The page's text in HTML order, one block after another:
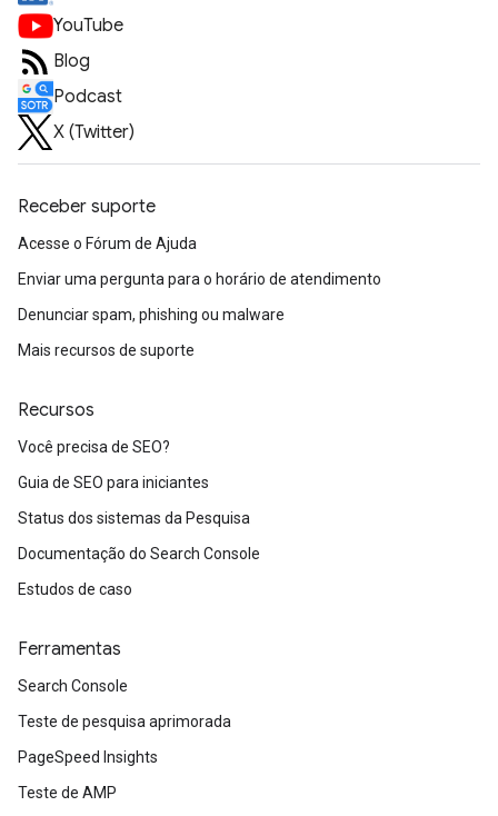
YouTube
Blog
Podcast
X (Twitter)
Receber suporte
Acesse o Fórum de Ajuda
Enviar uma pergunta para o horário de atendimento
Denunciar spam, phishing ou malware
Mais recursos de suporte
Recursos
Você precisa de SEO?
Guia de SEO para iniciantes
Status dos sistemas da Pesquisa
Documentação do Search Console
Estudos de caso
Ferramentas
Search Console
Teste de pesquisa aprimorada
PageSpeed Insights
Teste de AMP